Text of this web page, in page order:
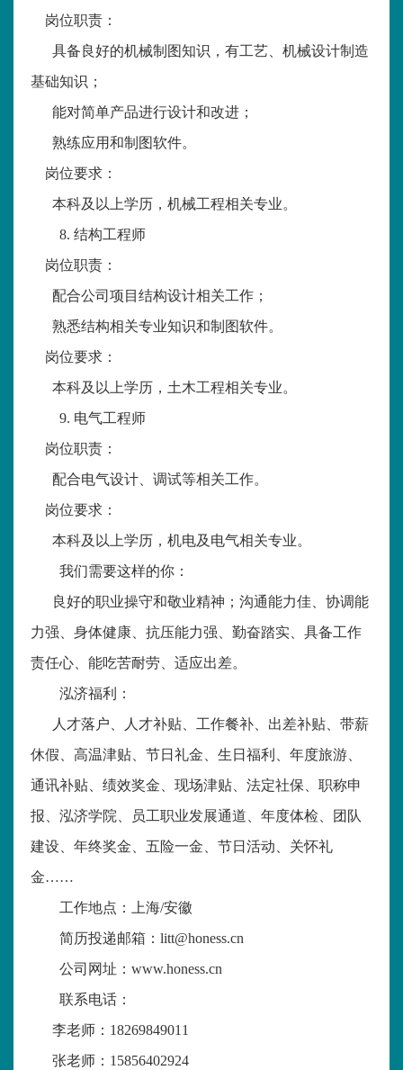
岗位职责：
具备良好的机械制图知识，有工艺、机械设计制造
基础知识；
能对简单产品进行设计和改进；
熟练应用和制图软件。
岗位要求：
本科及以上学历，机械工程相关专业。
8. 结构工程师
岗位职责：
配合公司项目结构设计相关工作；
熟悉结构相关专业知识和制图软件。
岗位要求：
本科及以上学历，土木工程相关专业。
9. 电气工程师
岗位职责：
配合电气设计、调试等相关工作。
岗位要求：
本科及以上学历，机电及电气相关专业。
我们需要这样的你：
良好的职业操守和敬业精神；沟通能力佳、协调能
力强、身体健康、抗压能力强、勤奋踏实、具备工作
责任心、能吃苦耐劳、适应出差。
泓济福利：
人才落户、人才补贴、工作餐补、出差补贴、带薪
休假、高温津贴、节日礼金、生日福利、年度旅游、
通讯补贴、绩效奖金、现场津贴、法定社保、职称申
报、泓济学院、员工职业发展通道、年度体检、团队
建设、年终奖金、五险一金、节日活动、关怀礼
金……
工作地点：上海/安徽
简历投递邮箱： litt@honess.cn
公司网址： www.honess.cn
联系电话：
李老师： 18269849011
张老师： 15856402924